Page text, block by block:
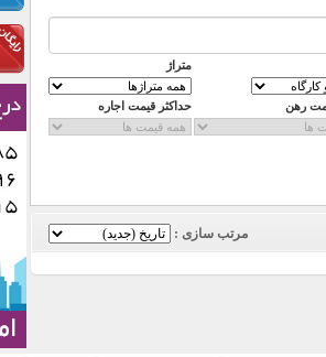
متراژ
رهن حداکثر قیمت اجاره
مرتب سازی :